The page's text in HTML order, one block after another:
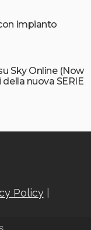
impianto
Sky Online (Now
nuova SERIE
Policy|